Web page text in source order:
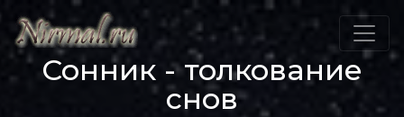
Сонник - толкование
снов